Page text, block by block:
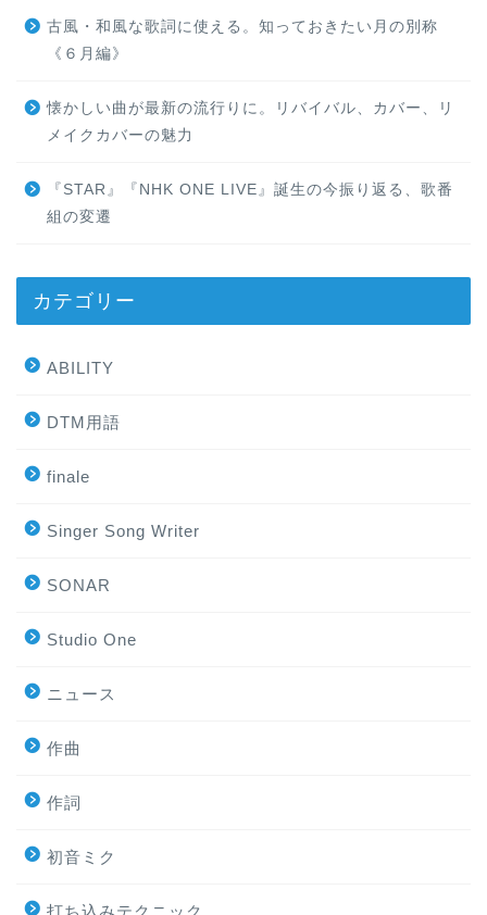
古風・和風な歌詞に使える。知っておきたい月の別称
《６月編》
懐かしい曲が最新の流行りに。リバイバル、カバー、リ
メイクカバーの魅力
『STAR』『NHK ONE LIVE』誕生の今振り返る、歌番
組の変遷
カテゴリー
ABILITY
DTM用語
finale
Singer Song Writer
SONAR
Studio One
ニュース
作曲
作詞
初音ミク